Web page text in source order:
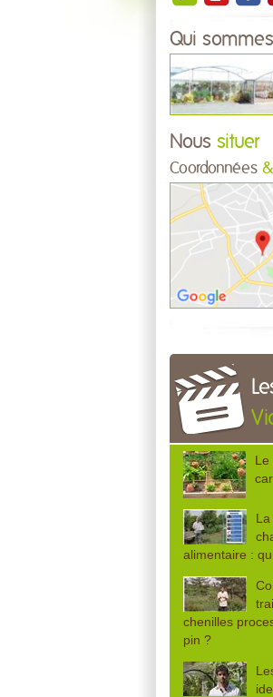
Qui sommes
Nous situer
Coordonnées &
Le
alimentaire :
chenilles
pin ?